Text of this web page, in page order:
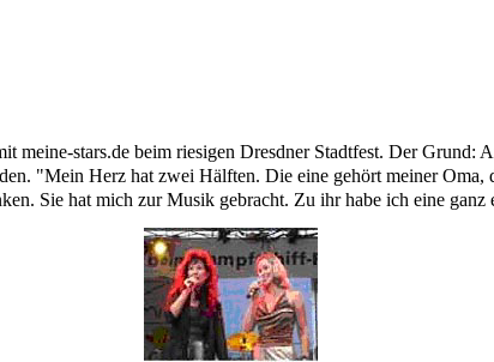
stars.de beim riesigen Dresdner Stadtfest. Der Grund:
"Mein Herz hat zwei Hälften. Die eine gehört meiner Oma,
Sie hat mich zur Musik gebracht. Zu ihr habe ich eine ganz